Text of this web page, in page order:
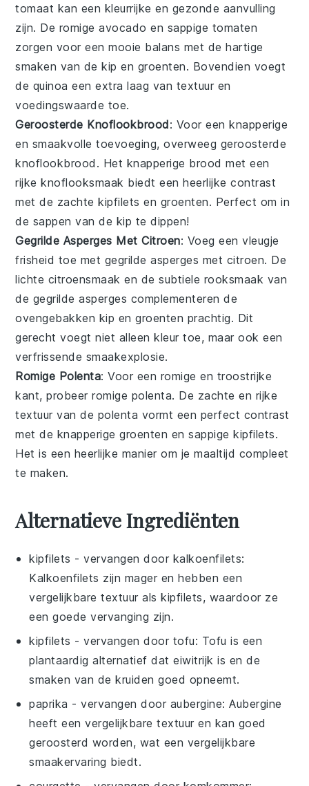
tomaat kan een kleurrijke en gezonde aanvulling
zijn. De romige avocado en sappige tomaten
zorgen voor een mooie balans met de hartige
smaken van dekip en groenten. Bovendien voegt
de quinoa een extra laag van textuur en
voedingswaarde toe.
Geroosterde Knoflookbrood: Voor een knapperige
en smaakvolle toevoeging, overweeg geroosterde
knoflookbrood . Het knapperige brood met een
rijke knoflooksmaak biedt een heerlijke contrast
met de zachtekipfilets en groenten. Perfect om in
de sappen van de kip te dippen!
Gegrilde Asperges Met Citroen: Voeg een vleugje
frisheid toe met gegrilde asperges met citroen. De
lichte citroensmaak en de subtiele rooksmaak van
de gegrilde asperges complementeren de
ovengebakken kip engroenten prachtig. Dit
gerecht voegt niet alleen kleur toe, maar ook een
verfrissende smaakexplosie.
Romige Polenta: Voor een romige en troostrijke
kant, probeerromige polenta. De zachte en rijke
textuur van de polenta vormt een perfect contrast
met de knapperigegroenten en sappigekipfilets.
Het is een heerlijke manier om je maaltijd compleet
te maken.
Alternatieve Ingrediënten
kipfilets - vervangen door kalkoenfilets:
Kalkoenfilets zijn mager en hebben een
vergelijkbare textuur als kipfilets, waardoor ze
een goede vervanging zijn.
kipfilets - vervangen door tofu: Tofu is een
plantaardig alternatief dat eiwitrijk is en de
smaken van de kruiden goed opneemt.
paprika - vervangen door aubergine: Aubergine
heeft een vergelijkbare textuur en kan goed
geroosterd worden, wat een vergelijkbare
smaakervaring biedt.